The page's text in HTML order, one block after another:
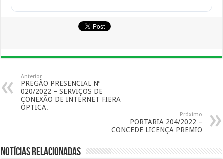
Anterior
PREGÃO PRESENCIAL Nº
020/2022 – SERVIÇOS DE
CONEXÃO DE INTERNET FIBRA
ÓPTICA.
Próximo
PORTARIA 204/2022 –
CONCEDE LICENÇA PREMIO
Notícias Relacionadas